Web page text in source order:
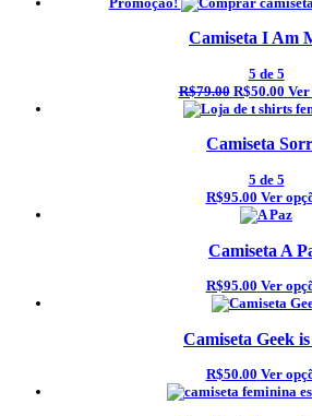
Camiseta I Am
5 de 5
R$79.00 R$50.00 Ver
Camiseta
5 de 5
R$95.00 Ver
Camiseta A
R$95.00 Ver
Camiseta Geek
R$50.00 Ver